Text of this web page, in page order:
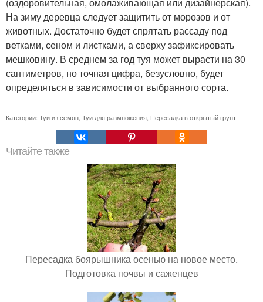
На зиму деревца следует защитить от морозов и от
животных. Достаточно будет спрятать рассаду под
ветками, сеном и листками, а сверху зафиксировать
мешковину. В среднем за год туя может вырасти на 30
сантиметров, но точная цифра, безусловно, будет
определяться в зависимости от выбранного сорта.
Категории: Туи из семян Туи для размножения Пересадка в открытый грунт
Читайте также
Пересадка боярышника осенью на новое место.
Подготовка почвы и саженцев